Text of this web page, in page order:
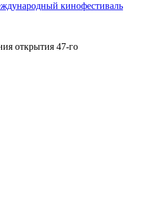
кинофестиваль
открытия 47-го